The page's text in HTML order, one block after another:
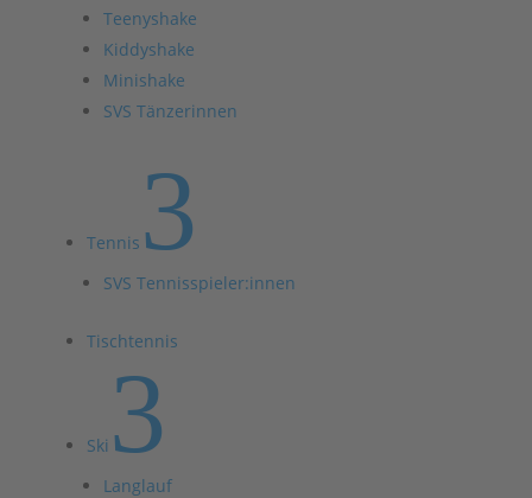
Teenyshake
Kiddyshake
Minishake
SVS Tänzerinnen
Tennis 3
SVS Tennisspieler:innen
Tischtennis
Ski 3
Langlauf